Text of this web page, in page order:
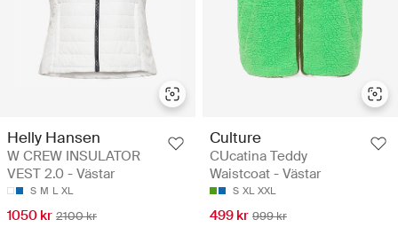
Helly Hansen
W CREW INSULATOR
VEST 2.0 - Västar
S M L XL
1050 kr 2100 kr
Culture
CUcatina Teddy
Waistcoat - Västar
S XL XXL
499 kr 999 kr